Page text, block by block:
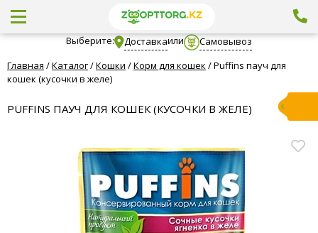
Выберите: Доставкаили
Самовывоз
Главная /Каталог/Кошки /Корм для кошек /Puffins пауч для
кошек (кусочки в желе)
PUFFINS ПАУЧ ДЛЯ КОШЕК (КУСОЧКИ В ЖЕЛЕ)